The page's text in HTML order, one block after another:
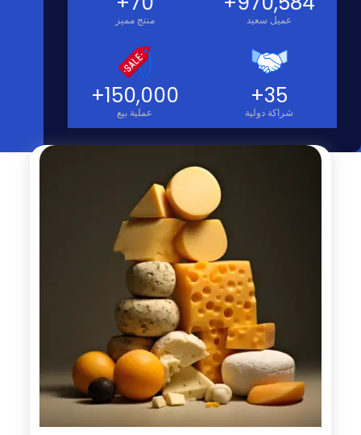
عميل سعيد منتج مميز
شراكة دولية
35
+
عملية بيع
150,000
+